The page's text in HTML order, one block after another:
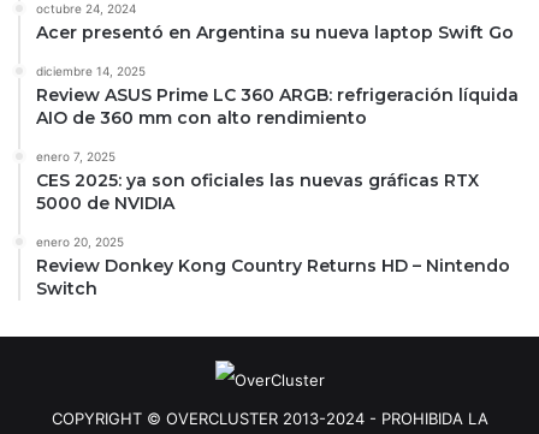
octubre 24, 2024
Acer presentó en Argentina su nueva laptop Swift Go
diciembre 14, 2025
Review ASUS Prime LC 360 ARGB: refrigeración líquida
AIO de 360 mm con alto rendimiento
enero 7, 2025
CES 2025: ya son oficiales las nuevas gráficas RTX
5000 de NVIDIA
enero 20, 2025
Review Donkey Kong Country Returns HD – Nintendo
Switch
COPYRIGHT © OVERCLUSTER 2013-2024 - PROHIBIDA LA